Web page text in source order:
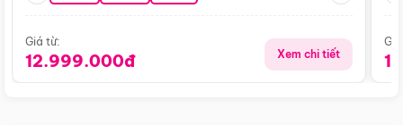
Giá từ:
12.999.000đ Xem chi tiết